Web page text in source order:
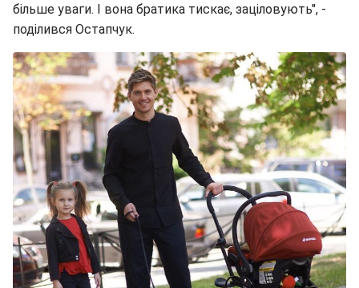
більше уваги. І вона братика тискає, заціловують", -
поділився Остапчук.